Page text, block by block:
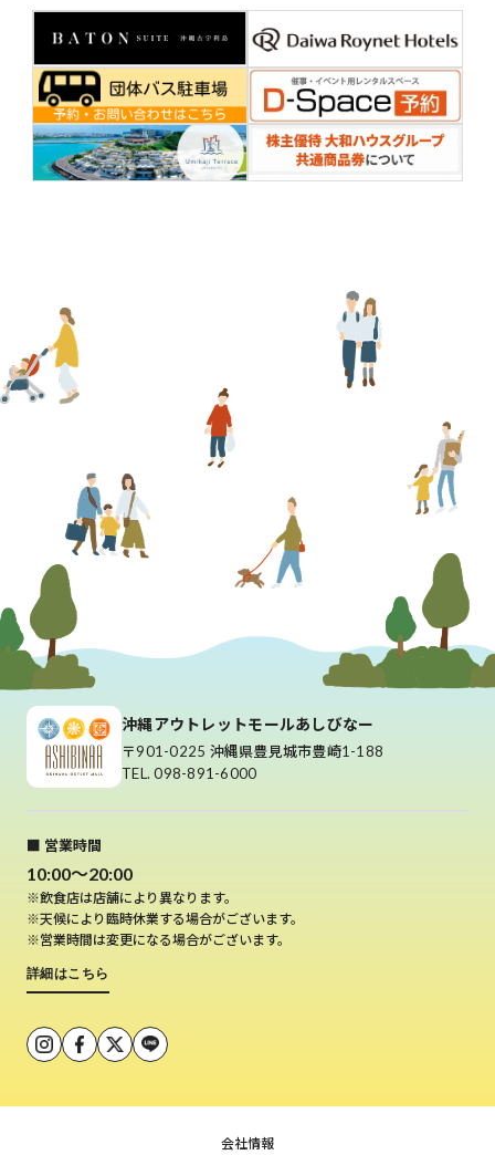
沖縄アウトレットモールあしびなー
〒901-0225 沖縄県豊見城市豊崎1-188
TEL. 098-891-6000
■ 営業時間
10:00～20:00
※飲食店は店舗により異なります。
※天候により臨時休業する場合がございます。
※営業時間は変更になる場合がございます。
詳細はこちら
会社情報